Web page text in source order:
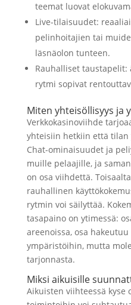
teemat luovat
Live-tilaisuudet:
pelinhoitajien tai
läsnäolon tunteen.
Rauhalliset
rytmi sopivat
Miten yhteisöllisyys ja
Verkkokasinoviihde
yhteisiin hetkiin että tilan
Chat-ominaisuudet ja
muille pelaajille, ja
on osa viihdettä.
rauhallinen
rytmin voi säilyttää.
tasapaino on ytimessä:
areenoissa, osa
ympäristöihin, mutta
tarjonnasta.
Miksi aikuisille
Aikuisten viihteessä kyse